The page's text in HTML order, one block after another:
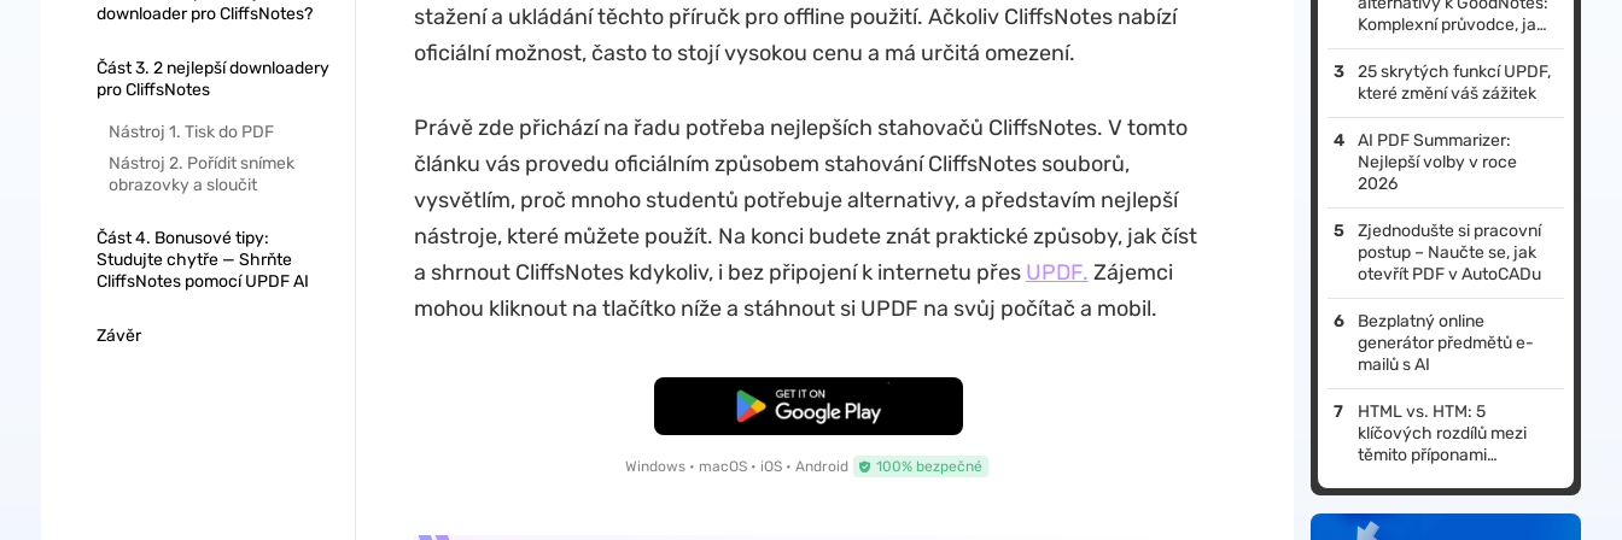
downloader pro CliffsNotes?
Část 3. 2 nejlepší downloadery
pro CliffsNotes
Nástroj 1. Tisk do PDF
Nástroj 2. Pořídit snímek
obrazovky a sloučit
Část 4. Bonusové tipy:
Studujte chytře — Shrňte
CliffsNotes pomocí UPDF AI
Závěr
stažení a ukládání těchto příručk pro offline použití. Ačkoliv CliffsNotes nabízí
oficiální možnost, často to stojí vysokou cenu a má určitá omezení.
Právě zde přichází na řadu potřeba nejlepších stahovačů CliffsNotes. V tomto
článku vás provedu oficiálním způsobem stahování CliffsNotes souborů,
vysvětlím, proč mnoho studentů potřebuje alternativy, a představím nejlepší
nástroje, které můžete použít. Na konci budete znát praktické způsoby, jak číst
a shrnout CliffsNotes kdykoliv, i bez připojení k internetu přes UPDF. Zájemci
mohou kliknout na tlačítko níže a stáhnout si UPDF na svůj počítač a mobil.
Bezplatné stažení
Windows • macOS • iOS • Android 100% bezpečné
Komplexní průvodce, jak
zlepšit své psaní
poznámek v roce 2026
25 skrytých funkcí UPDF,
které změní váš zážitek
AI PDF Summarizer:
Nejlepší volby v roce
2026
Zjednodušte si pracovní
postup – Naučte se, jak
otevřít PDF v AutoCADu
Bezplatný online
generátor předmětů e-
mailů s AI
HTML vs. HTM: 5
klíčových rozdílů mezi
těmito příponami